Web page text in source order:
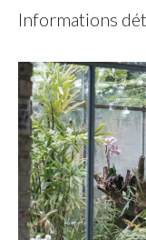
Informations